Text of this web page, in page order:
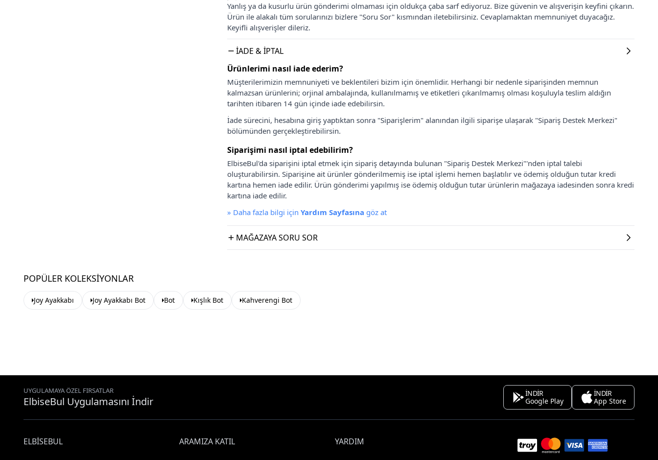
Yanlış ya da kusurlu ürün gönderimi olmaması için oldukça çaba sarf ediyoruz. Bize güvenin ve alışverişin keyfini çıkarın.
Ürün ile alakalı tüm sorularınızı bizlere "Soru Sor" kısmından iletebilirsiniz. Cevaplamaktan memnuniyet duyacağız.
Keyifli alışverişler dileriz.
İADE & İPTAL
Ürünlerimi nasıl iade ederim?
Müşterilerimizin memnuniyeti ve beklentileri bizim için önemlidir. Herhangi bir nedenle siparişinden memnun
kalmazsan ürünlerini; orjinal ambalajında, kullanılmamış ve etiketleri çıkarılmamış olması koşuluyla teslim aldığın
tarihten itibaren 14 gün içinde iade edebilirsin.
İade sürecini, hesabına giriş yaptıktan sonra "Siparişlerim" alanından ilgili siparişe ulaşarak "Sipariş Destek Merkezi"
bölümünden gerçekleştirebilirsin.
Siparişimi nasıl iptal edebilirim?
ElbiseBul'da siparişini iptal etmek için sipariş detayında bulunan "Sipariş Destek Merkezi"'nden iptal talebi
oluşturabilirsin. Siparişine ait ürünler gönderilmemiş ise iptal işlemi hemen başlatılır ve ödemiş olduğun tutar kredi
kartına hemen iade edilir. Ürün gönderimi yapılmış ise ödemiş olduğun tutar ürünlerin mağazaya iadesinden sonra kredi
kartına iade edilir.
» Daha fazla bilgi için Yardım Sayfasına göz at
MAĞAZAYA SORU SOR
POPÜLER KOLEKSIYONLAR
Joy Ayakkabı Joy Ayakkabı Bot Bot Kışlık Bot Kahverengi Bot
UYGULAMAYA ÖZEL FIRSATLAR
ElbiseBul Uygulamasını İndir
İNDİR
Google Play
İNDİR
App Store
ELBISEBUL
ARAMIZA KATIL
YARDIM